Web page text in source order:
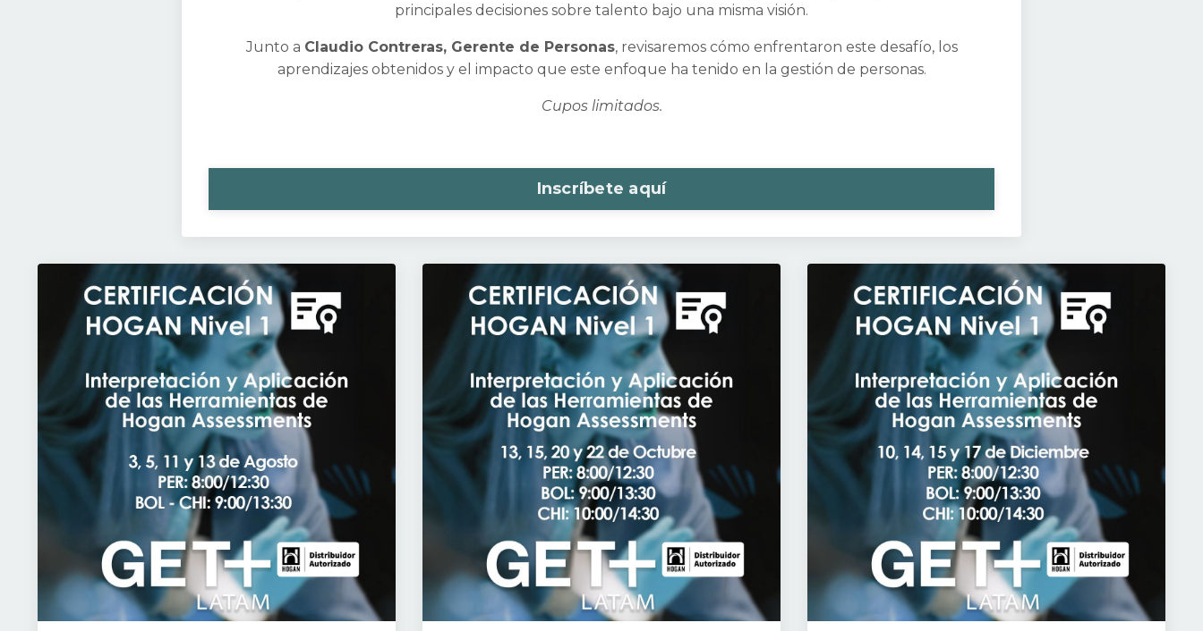
principales decisiones sobre talento bajo una misma visión.
Junto a Claudio Contreras, Gerente de Personas, revisaremos cómo enfrentaron este desafío, los
aprendizajes obtenidos y el impacto que este enfoque ha tenido en la gestión de personas.
Cupos limitados.
Inscríbete aquí